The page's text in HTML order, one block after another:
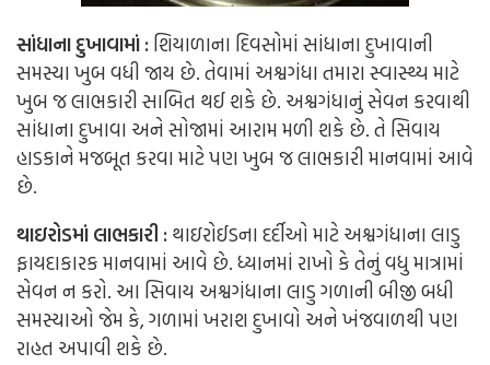
સાંધાના દુખાવામાં :શિયાળાના દિવસોમાં સાંધાના દુખાવાની
સમસ્યા ખુબ વધી જાય છે. તેવામાં અશ્વગંધા તમારા સ્વાસ્થ્ય માટે
ખુબ જ લાભકારી સાબિત થઈ શકે છે. અશ્વગંધાનું સેવન કરવાથી
સાંધાના દુખાવા અને સોજામાં આરામ મળી શકે છે. તે સિવાય
હાડકાને મજબૂત કરવા માટે પણ ખુબ જ લાભકારી માનવામાં આવે
છે.
થાઇરોડમાં લાભકારી :થાઇરોઈડના દર્દીઓ માટે અશ્વગંધાના લાડુ
ફાયદાકારક માનવામાં આવે છે. ધ્યાનમાં રાખો કે તેનું વધુ માત્રામાં
સેવન ન કરો. આ સિવાય અશ્વગંધાના લાડુ ગળાની બીજી બધી
સમસ્યાઓ જેમ કે, ગળામાં ખરાશ દુખાવો અને ખંજવાળથી પણ
રાહત અપાવી શકે છે.